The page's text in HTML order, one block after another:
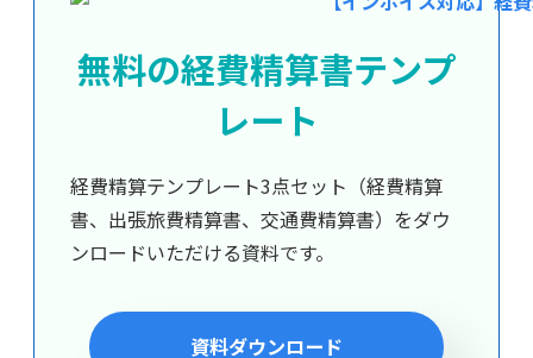
無料の経費精算書テンプ
レート
経費精算テンプレート3点セット（経費精算
書、出張旅費精算書、交通費精算書）をダウ
ンロードいただける資料です。
資料ダウンロード